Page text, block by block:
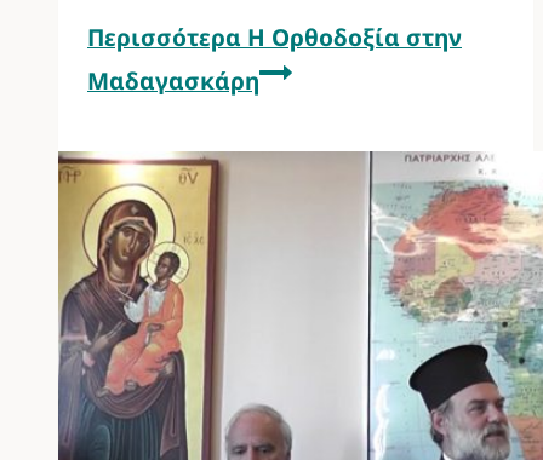
Περισσότερα Η Ορθοδοξία στην
Μαδαγασκάρη